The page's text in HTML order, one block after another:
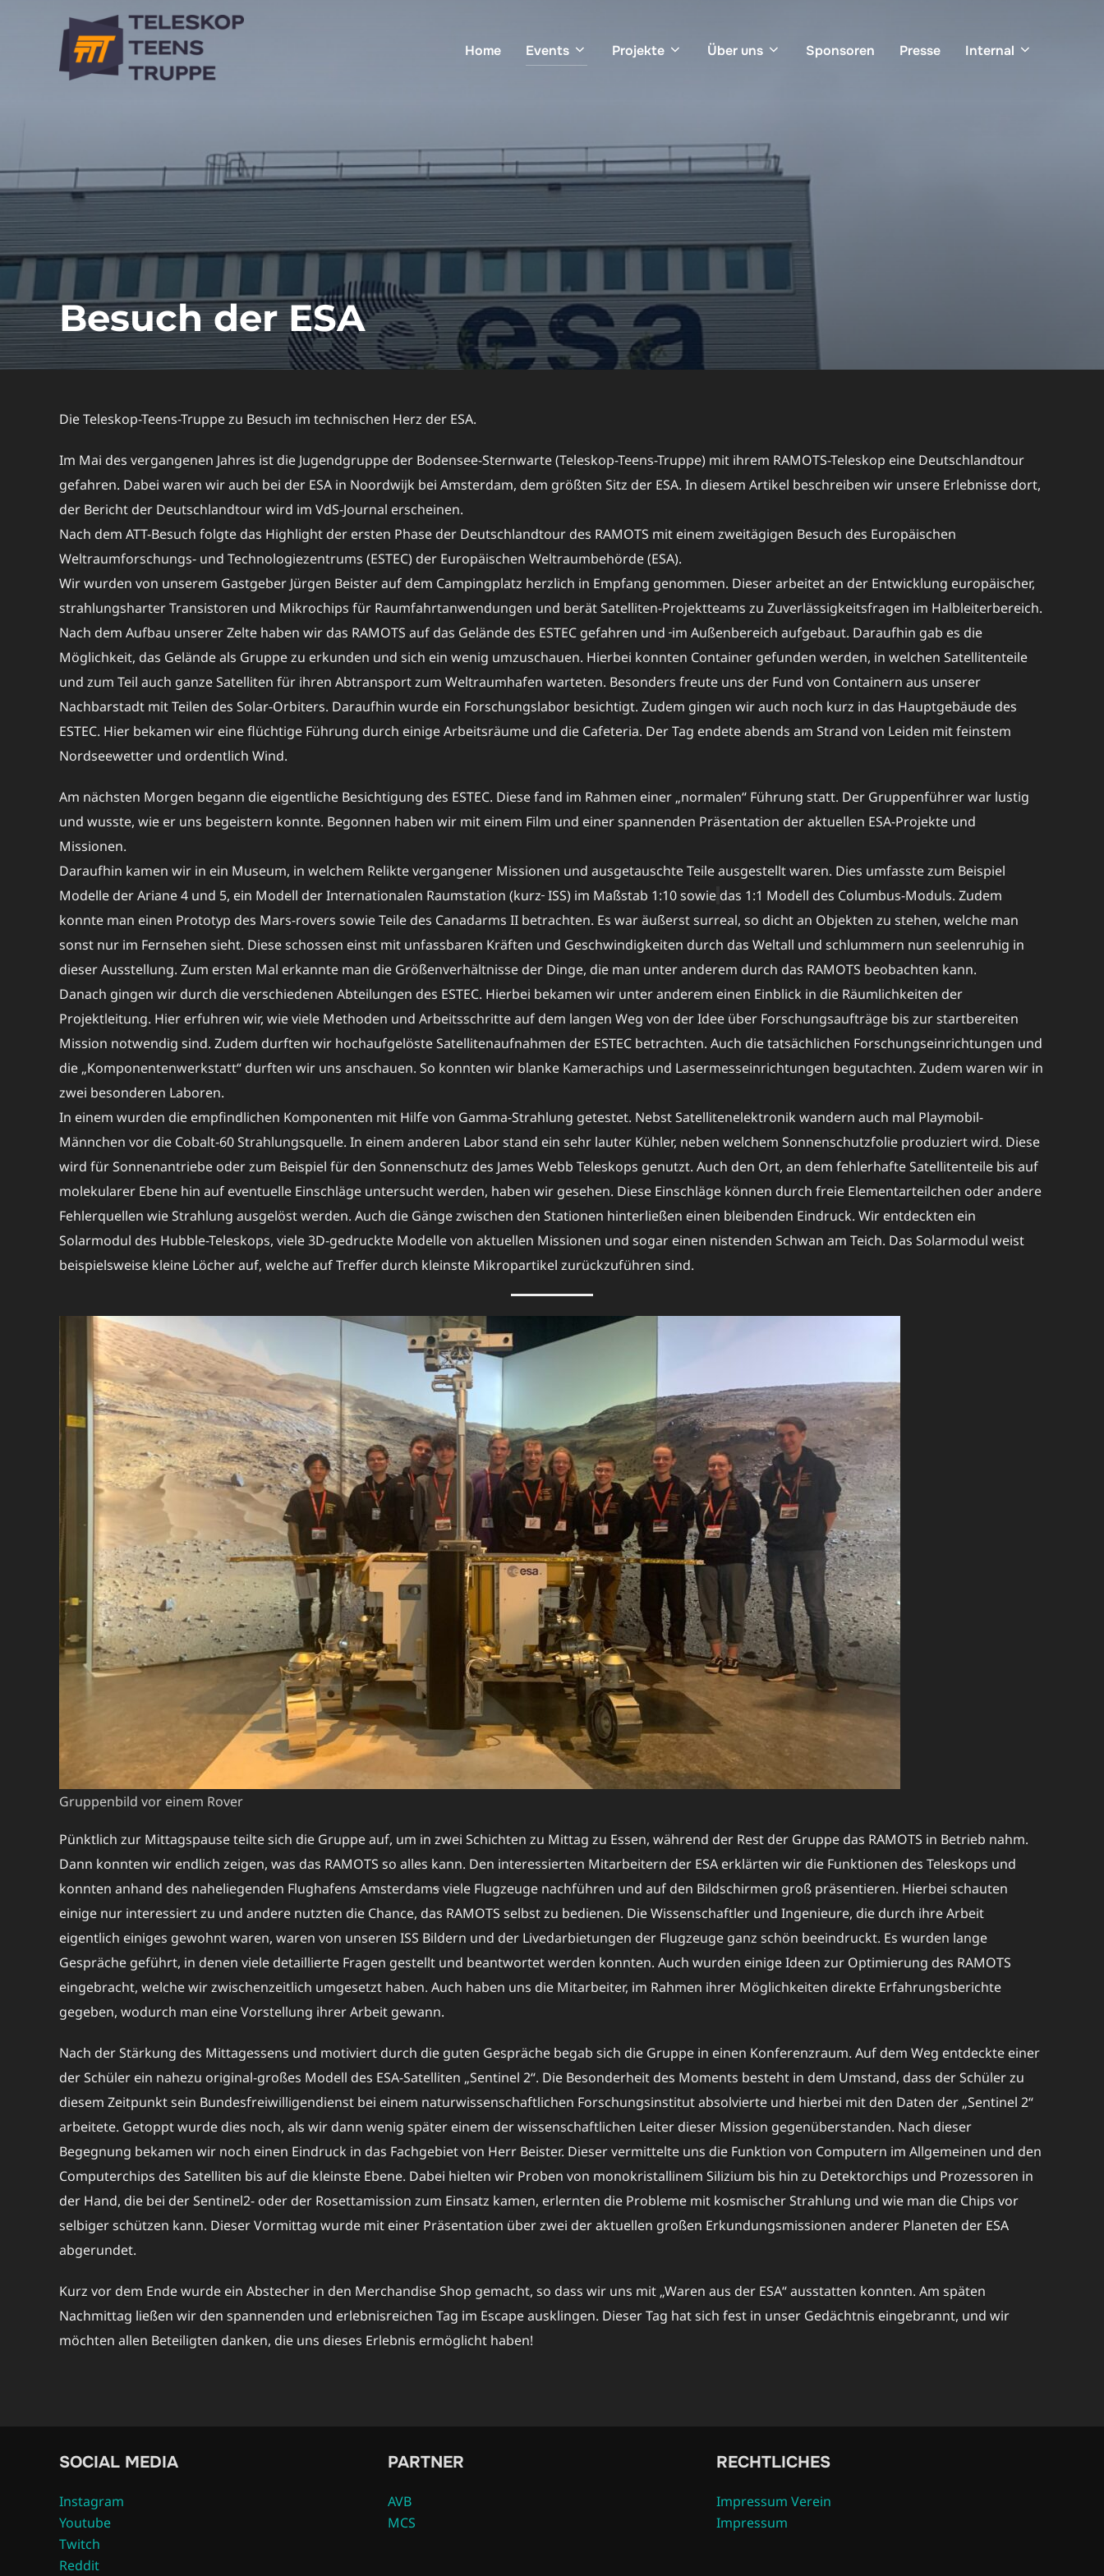
Home Events Projekte Über uns Sponsoren Presse Internal
Besuch der ESA
Die Teleskop-Teens-Truppe zu Besuch im technischen Herz der ESA.
Im Mai des vergangenen Jahres ist die Jugendgruppe der Bodensee-Sternwarte (Teleskop-Teens-Truppe) mit ihrem RAMOTS-Teleskop eine Deutschlandtour
gefahren. Dabei waren wir auch bei der ESA in Noordwijk bei Amsterdam, dem größten Sitz der ESA. In diesem Artikel beschreiben wir unsere Erlebnisse dort,
der Bericht der Deutschlandtour wird im VdS-Journal erscheinen.
Nach dem ATT-Besuch folgte das Highlight der ersten Phase der Deutschlandtour des RAMOTS mit einem zweitägigen Besuch des Europäischen
Weltraumforschungs- und Technologiezentrums (ESTEC) der Europäischen Weltraumbehörde (ESA).
Wir wurden von unserem Gastgeber Jürgen Beister auf dem Campingplatz herzlich in Empfang genommen. Dieser arbeitet an der Entwicklung europäischer,
strahlungsharter Transistoren und Mikrochips für Raumfahrtanwendungen und berät Satelliten-Projektteams zu Zuverlässigkeitsfragen im Halbleiterbereich.
Nach dem Aufbau unserer Zelte haben wir das RAMOTS auf das Gelände des ESTEC gefahren und im Außenbereich aufgebaut. Daraufhin gab es die
Möglichkeit, das Gelände als Gruppe zu erkunden und sich ein wenig umzuschauen. Hierbei konnten Container gefunden werden, in welchen Satellitenteile
und zum Teil auch ganze Satelliten für ihren Abtransport zum Weltraumhafen warteten. Besonders freute uns der Fund von Containern aus unserer
Nachbarstadt mit Teilen des Solar-Orbiters. Daraufhin wurde ein Forschungslabor besichtigt. Zudem gingen wir auch noch kurz in das Hauptgebäude des
ESTEC. Hier bekamen wir eine flüchtige Führung durch einige Arbeitsräume und die Cafeteria. Der Tag endete abends am Strand von Leiden mit feinstem
Nordseewetter und ordentlich Wind.
Am nächsten Morgen begann die eigentliche Besichtigung des ESTEC. Diese fand im Rahmen einer „normalen“ Führung statt. Der Gruppenführer war lustig
und wusste, wie er uns begeistern konnte. Begonnen haben wir mit einem Film und einer spannenden Präsentation der aktuellen ESA-Projekte und
Missionen.
Daraufhin kamen wir in ein Museum, in welchem Relikte vergangener Missionen und ausgetauschte Teile ausgestellt waren. Dies umfasste zum Beispiel
Modelle der Ariane 4 und 5, ein Modell der Internationalen Raumstation (kurz ISS) im Maßstab 1:10 sowie das 1:1 Modell des Columbus-Moduls. Zudem
konnte man einen Prototyp des Mars-rovers sowie Teile des Canadarms II betrachten. Es war äußerst surreal, so dicht an Objekten zu stehen, welche man
sonst nur im Fernsehen sieht. Diese schossen einst mit unfassbaren Kräften und Geschwindigkeiten durch das Weltall und schlummern nun seelenruhig in
dieser Ausstellung. Zum ersten Mal erkannte man die Größenverhältnisse der Dinge, die man unter anderem durch das RAMOTS beobachten kann.
Danach gingen wir durch die verschiedenen Abteilungen des ESTEC. Hierbei bekamen wir unter anderem einen Einblick in die Räumlichkeiten der
Projektleitung. Hier erfuhren wir, wie viele Methoden und Arbeitsschritte auf dem langen Weg von der Idee über Forschungsaufträge bis zur startbereiten
Mission notwendig sind. Zudem durften wir hochaufgelöste Satellitenaufnahmen der ESTEC betrachten. Auch die tatsächlichen Forschungseinrichtungen und
die „Komponentenwerkstatt“ durften wir uns anschauen. So konnten wir blanke Kamerachips und Lasermesseinrichtungen begutachten. Zudem waren wir in
zwei besonderen Laboren.
In einem wurden die empfindlichen Komponenten mit Hilfe von Gamma-Strahlung getestet. Nebst Satellitenelektronik wandern auch mal Playmobil-
Männchen vor die Cobalt-60 Strahlungsquelle. In einem anderen Labor stand ein sehr lauter Kühler, neben welchem Sonnenschutzfolie produziert wird. Diese
wird für Sonnenantriebe oder zum Beispiel für den Sonnenschutz des James Webb Teleskops genutzt. Auch den Ort, an dem fehlerhafte Satellitenteile bis auf
molekularer Ebene hin auf eventuelle Einschläge untersucht werden, haben wir gesehen. Diese Einschläge können durch freie Elementarteilchen oder andere
Fehlerquellen wie Strahlung ausgelöst werden. Auch die Gänge zwischen den Stationen hinterließen einen bleibenden Eindruck. Wir entdeckten ein
Solarmodul des Hubble-Teleskops, viele 3D-gedruckte Modelle von aktuellen Missionen und sogar einen nistenden Schwan am Teich. Das Solarmodul weist
beispielsweise kleine Löcher auf, welche auf Treffer durch kleinste Mikropartikel zurückzuführen sind.
Gruppenbild vor einem Rover
Pünktlich zur Mittagspause teilte sich die Gruppe auf, um in zwei Schichten zu Mittag zu Essen, während der Rest der Gruppe das RAMOTS in Betrieb nahm.
Dann konnten wir endlich zeigen, was das RAMOTS so alles kann. Den interessierten Mitarbeitern der ESA erklärten wir die Funktionen des Teleskops und
konnten anhand des naheliegenden Flughafens Amsterdamsviele Flugzeuge nachführen und auf den Bildschirmen groß präsentieren. Hierbei schauten
einige nur interessiert zu und andere nutzten die Chance, das RAMOTS selbst zu bedienen. Die Wissenschaftler und Ingenieure, die durch ihre Arbeit
eigentlich einiges gewohnt waren, waren von unseren ISS Bildern und der Livedarbietungen der Flugzeuge ganz schön beeindruckt. Es wurden lange
Gespräche geführt, in denen viele detaillierte Fragen gestellt und beantwortet werden konnten. Auch wurden einige Ideen zur Optimierung des RAMOTS
eingebracht, welche wir zwischenzeitlich umgesetzt haben. Auch haben uns die Mitarbeiter, im Rahmen ihrer Möglichkeiten direkte Erfahrungsberichte
gegeben, wodurch man eine Vorstellung ihrer Arbeit gewann.
Nach der Stärkung des Mittagessens und motiviert durch die guten Gespräche begab sich die Gruppe in einen Konferenzraum. Auf dem Weg entdeckte einer
der Schüler ein nahezu original-großes Modell des ESA-Satelliten „Sentinel 2“. Die Besonderheit des Moments besteht in dem Umstand, dass der Schüler zu
diesem Zeitpunkt sein Bundesfreiwilligendienst bei einem naturwissenschaftlichen Forschungsinstitut absolvierte und hierbei mit den Daten der „Sentinel 2“
arbeitete. Getoppt wurde dies noch, als wir dann wenig später einem der wissenschaftlichen Leiter dieser Mission gegenüberstanden. Nach dieser
Begegnung bekamen wir noch einen Eindruck in das Fachgebiet von Herr Beister. Dieser vermittelte uns die Funktion von Computern im Allgemeinen und den
Computerchips des Satelliten bis auf die kleinste Ebene. Dabei hielten wir Proben von monokristallinem Silizium bis hin zu Detektorchips und Prozessoren in
der Hand, die bei der Sentinel2- oder der Rosettamission zum Einsatz kamen, erlernten die Probleme mit kosmischer Strahlung und wie man die Chips vor
selbiger schützen kann. Dieser Vormittag wurde mit einer Präsentation über zwei der aktuellen großen Erkundungsmissionen anderer Planeten der ESA
abgerundet.
Kurz vor dem Ende wurde ein Abstecher in den Merchandise Shop gemacht, so dass wir uns mit „Waren aus der ESA“ ausstatten konnten. Am späten
Nachmittag ließen wir den spannenden und erlebnisreichen Tag im Escape ausklingen. Dieser Tag hat sich fest in unser Gedächtnis eingebrannt, und wir
möchten allen Beteiligten danken, die uns dieses Erlebnis ermöglicht haben!
SOCIAL MEDIA
Instagram
Youtube
Twitch
Reddit
PARTNER
AVB
MCS
RECHTLICHES
Impressum Verein
Impressum